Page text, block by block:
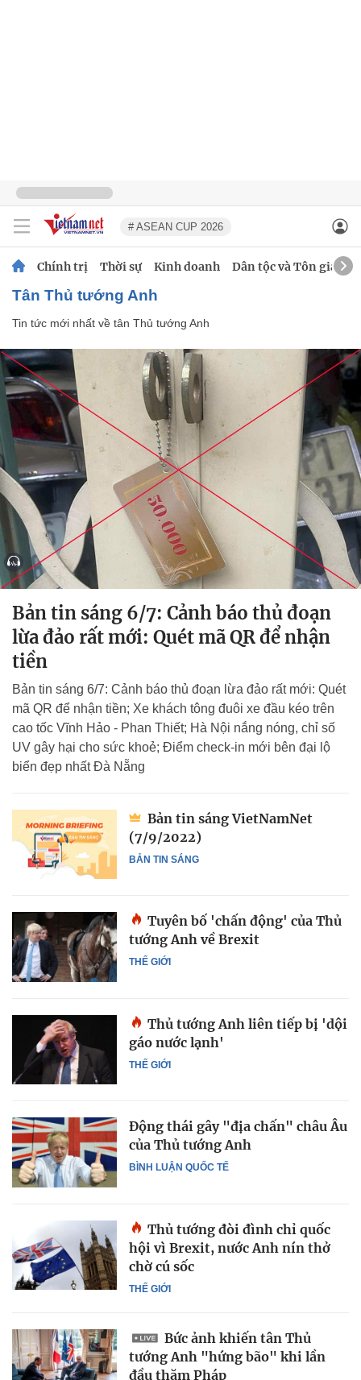
# ASEAN CUP 2026
Chính trị Thời sự Kinh doanh Dân tộc và Tôn giáo
tân Thủ tướng Anh
Tin tức mới nhất về tân Thủ tướng Anh
Bản tin sáng 6/7: Cảnh báo thủ đoạn
lừa đảo rất mới: Quét mã QR để nhận
tiền
Bản tin sáng 6/7: Cảnh báo thủ đoạn lừa đảo rất mới: Quét
mã QR để nhận tiền; Xe khách tông đuôi xe đầu kéo trên
cao tốc Vĩnh Hảo - Phan Thiết; Hà Nội nắng nóng, chỉ số
UV gây hại cho sức khoẻ; Điểm check-in mới bên đại lộ
biển đẹp nhất Đà Nẵng
BẢN TIN SÁNG
Bản tin sáng VietNamNet
(7/9/2022)
THẾ GIỚI
Tuyên bố 'chấn động' của Thủ
tướng Anh về Brexit
THẾ GIỚI
Thủ tướng Anh liên tiếp bị 'dội
gáo nước lạnh'
BÌNH LUẬN QUỐC TẾ
Động thái gây "địa chấn" châu Âu
của Thủ tướng Anh
THẾ GIỚI
Thủ tướng đòi đình chỉ quốc
hội vì Brexit, nước Anh nín thở
chờ cú sốc
Bức ảnh khiến tân Thủ
tướng Anh "hứng bão" khi lần
đầu thăm Pháp